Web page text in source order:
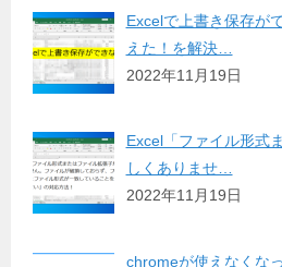
Excelで上書き保存が
えた！を解決…
2022年11月19日
Excel「ファイル形式
しくありませ…
2022年11月19日
chromeが使えなくな